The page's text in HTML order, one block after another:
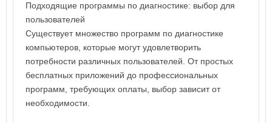
Подходящие программы по диагностике: выбор для
пользователей
Существует множество программ по диагностике
компьютеров, которые могут удовлетворить
потребности различных пользователей. От простых
бесплатных приложений до профессиональных
программ, требующих оплаты, выбор зависит от
необходимости.